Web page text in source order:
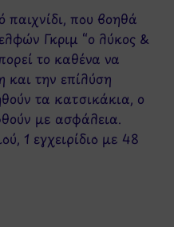
παιχνίδι, που βοηθά
Γκριμ “ο λύκος &
το καθένα να
και την επίλύση
τα κατσικάκια, ο
με ασφάλεια.
1 εγχειρίδιο με 48